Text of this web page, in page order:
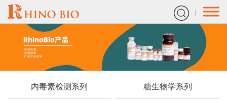
内毒素检测系列 糖生物学系列